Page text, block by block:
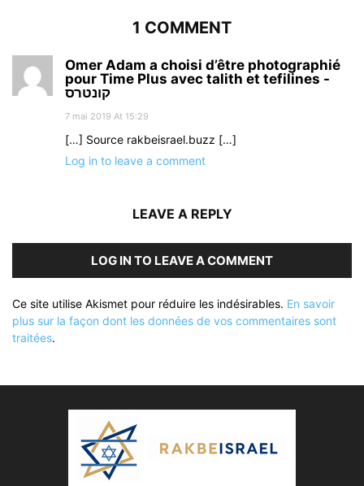
1 COMMENT
Omer Adam a choisi d’être photographié
pour Time Plus avec talith et tefilines -
קונטרס
7 mai 2019 At 15:29
[…] Source rakbeisrael.buzz […]
Log in to leave a comment
LEAVE A REPLY
LOG IN TO LEAVE A COMMENT
Ce site utilise Akismet pour réduire les indésirables. En savoir
plus sur la façon dont les données de vos commentaires sont
traitées.